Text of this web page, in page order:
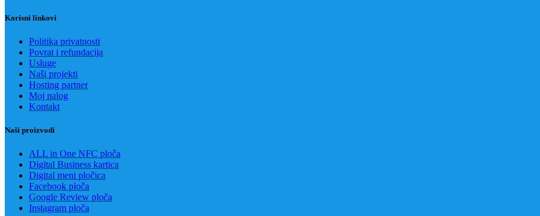
Korisni linkovi
Politika privatnosti
Povrat i refundacija
Usluge
Naši projekti
Hosting partner
Moj nalog
Kontakt
Naši proizvodi
ALL in One NFC ploča
Digital Business kartica
Digital meni pločica
Facebook ploča
Google Review ploča
Instagram ploča